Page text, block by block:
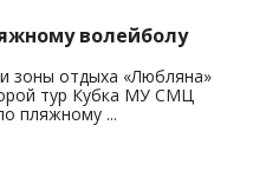
волейболу
зоны отдыха «Любляна»
тур Кубка МУ СМЦ
пляжному ...